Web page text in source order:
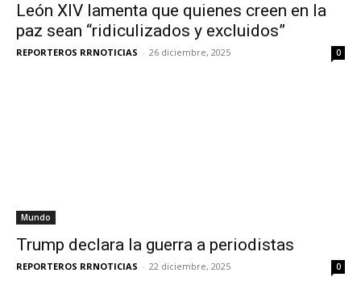
León XIV lamenta que quienes creen en la
paz sean “ridiculizados y excluidos”
REPORTEROS RRNOTICIAS - 26 diciembre, 2025 0
Mundo
Trump declara la guerra a periodistas
REPORTEROS RRNOTICIAS - 22 diciembre, 2025 0